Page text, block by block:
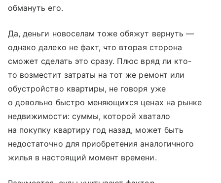
обмануть его.
Да, деньги новоселам тоже обяжут вернуть —
однако далеко не факт, что вторая сторона
сможет сделать это сразу. Плюс вряд ли кто-
то возместит затраты на тот же ремонт или
обустройство квартиры, не говоря уже
о довольно быстро меняющихся ценах на рынке
недвижимости: суммы, которой хватало
на покупку квартиру год назад, может быть
недостаточно для приобретения аналогичного
жилья в настоящий момент времени.